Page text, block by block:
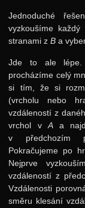
Jednoduché
vyzkoušíme
stranami zB a
Jde to ale lépe.
procházíme celý
si tím, že si
(vrcholu nebo
vzdáleností z
vrchol v Aa
v předchozím
Pokračujeme po
Nejprve
vzdáleností z
Vzdálenosti
směru klesání